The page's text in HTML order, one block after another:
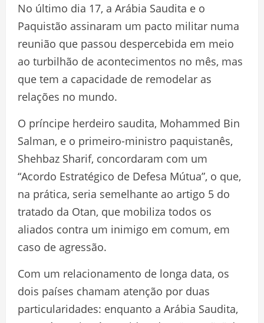
No último dia 17, a Arábia Saudita e o
Paquistão assinaram um pacto militar numa
reunião que passou despercebida em meio
ao turbilhão de acontecimentos no mês, mas
que tem a capacidade de remodelar as
relações no mundo.
O príncipe herdeiro saudita, Mohammed Bin
Salman, e o primeiro-ministro paquistanês,
Shehbaz Sharif, concordaram com um
“Acordo Estratégico de Defesa Mútua”, o que,
na prática, seria semelhante ao artigo 5 do
tratado da Otan, que mobiliza todos os
aliados contra um inimigo em comum, em
caso de agressão.
Com um relacionamento de longa data, os
dois países chamam atenção por duas
particularidades: enquanto a Arábia Saudita,